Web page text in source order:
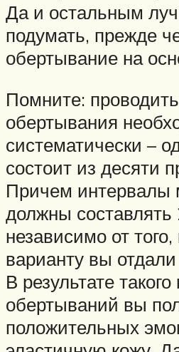
Да и остальным
подумать, прежде
обертывание на
Помните:
обертывания
систематически –
состоит из десяти
Причем интервалы
должны составлять
независимо от
варианту вы
В результате такого
обертываний вы
положительных